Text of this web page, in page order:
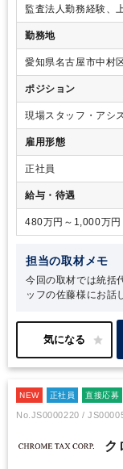
監査法人勤務経験
勤務地
愛知県名古屋市中村
ポジション
現場スタッフ・アシ
ネージャー）
雇用形態
正社員
給与・待遇
480万円～1,000万円
担当の取材メモ
今回の取材では統括
ッフの佐藤様にお話
いたことが印象的で
に強く反映されてい
く、「監査法人の組
入れた自由な働き方
メンバーの公認会計
ことからわかるよう
な視点の意見が交流
NEW 正社員 直接応募
No.JS0000220 /
ク